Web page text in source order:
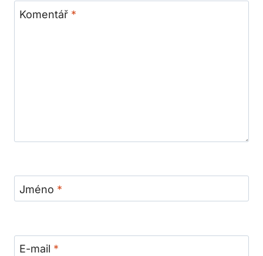
Komentář *
Jméno *
E-mail *